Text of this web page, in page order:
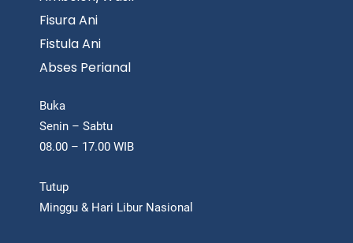
Fisura Ani
Fistula Ani
Abses Perianal
Buka
Senin – Sabtu
08.00 – 17.00 WIB
Tutup
Minggu & Hari Libur Nasional